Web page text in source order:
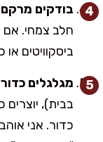
בודקים מרקם
חלב צמחי. אם
ביסקוויטים
מגלגלים
בבית),
כדור. אני